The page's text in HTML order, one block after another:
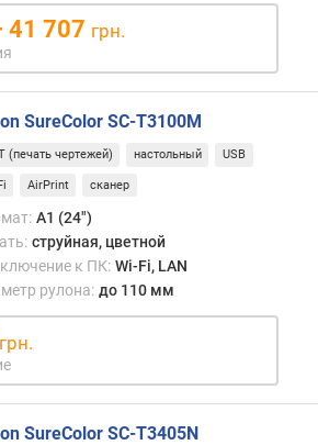
41 707 грн.
SureColor SC-T3100M
(печать чертежей) настольный USB
AirPrint сканер
A1 (24")
струйная, цветной
к ПК: Wi-Fi, LAN
рулона: до 110 мм
грн.
SureColor SC-T3405N